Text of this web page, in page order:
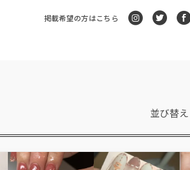
掲載希望の方はこちら
並び替え